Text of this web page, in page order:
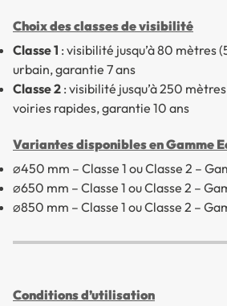
Choix des classes de visibilité
Classe 1 : visibilité jusqu’à 80 mètres
urbain, garantie 7 ans
Classe 2 : visibilité jusqu’à 250
voiries rapides, garantie 10 ans
Variantes disponibles en Gamme
⌀450 mm – Classe 1 ou Classe 2 –
⌀650 mm – Classe 1 ou Classe 2 –
⌀850 mm – Classe 1 ou Classe 2 –
Conditions d’utilisation